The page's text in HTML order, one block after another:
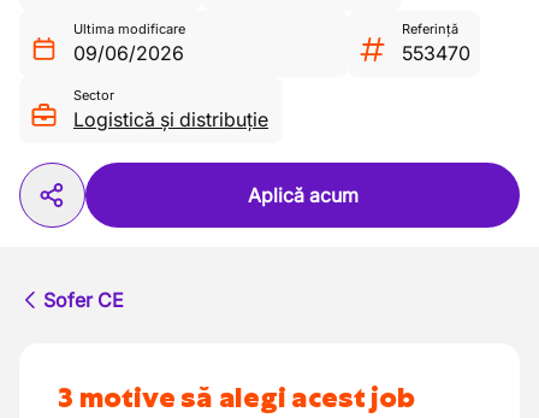
Ultima modificare
09/06/2026
Referință
553470
Sector
Logistică și distribuție
Aplică acum
Sofer CE
3 motive să alegi acest job